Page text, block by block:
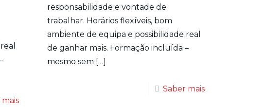
responsabilidade e vontade de
trabalhar. Horários flexíveis, bom
ambiente de equipa e possibilidade real
de ganhar mais. Formação incluída –
mesmo sem […]
Saber mais